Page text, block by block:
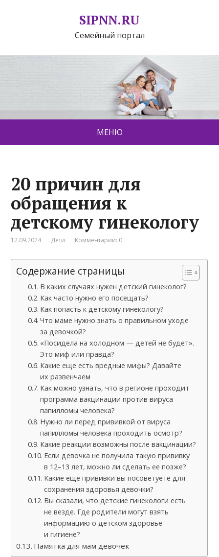
SIPNN.RU
Семейный портал
МЕНЮ
20 причин для
обращения к
детскому гинекологу
12.09.2024 Дети Комментарии: 0
Содержание страницы
В каких случаях нужен детский гинеколог?
Как часто нужно его посещать?
Как попасть к детскому гинекологу?
Что маме нужно знать о правильном уходе
за девочкой?
«Посидела на холодном — детей не будет».
Это миф или правда?
Какие еще есть вредные мифы? Давайте
их развенчаем
Как можно узнать, что в регионе проходит
программа вакцинации против вируса
папилломы человека?
Нужно ли перед прививкой от вируса
папилломы человека проходить осмотр?
Какие реакции возможны после вакцинации?
Если девочка не получила такую прививку
в 12–13 лет, можно ли сделать ее позже?
Какие еще прививки вы посоветуете для
сохранения здоровья девочки?
Вы сказали, что детские гинекологи есть
не везде. Где родители могут взять
информацию о детском здоровье
и гигиене?
Памятка для мам девочек